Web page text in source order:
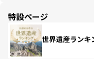
特設ページ
世界遺産ランキ